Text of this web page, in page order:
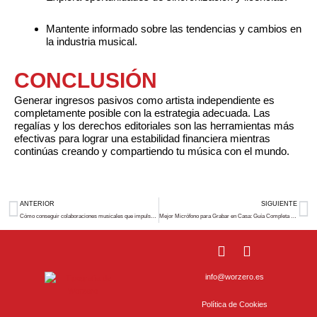
Mantente informado sobre las tendencias y cambios en
la industria musical.
CONCLUSIÓN
Generar ingresos pasivos como artista independiente es
completamente posible con la estrategia adecuada. Las
regalías y los derechos editoriales son las herramientas más
efectivas para lograr una estabilidad financiera mientras
continúas creando y compartiendo tu música con el mundo.
Prev
ANTERIOR
Cómo conseguir colaboraciones musicales que impulsen tu carrera
SIGUIENTE
Mejor Micrófono para Grabar en Casa: Guía Completa para Principiantes
I
s
a
S
o
i
info@worzero.es
Política de Cookies